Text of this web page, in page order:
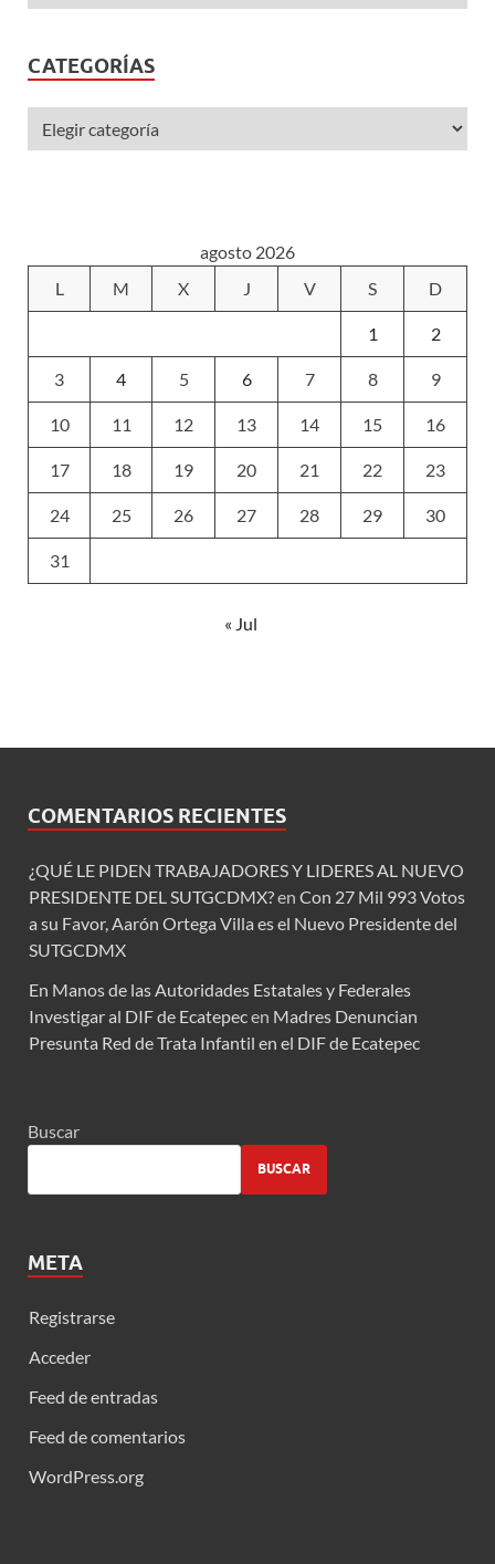
CATEGORÍAS
agosto 2026
L
M X J V S D
1 2
3 4 5 6 7 8 9
10 11 12 13 14 15 16
17 18 19 20 21 22 23
24 25 26 27 28 29 30
31
« Jul
COMENTARIOS RECIENTES
¿QUÉ LE PIDEN TRABAJADORES Y LIDERES AL NUEVO
PRESIDENTE DEL SUTGCDMX?en Con 27 Mil 993 Votos
a su Favor, Aarón Ortega Villa es el Nuevo Presidente del
SUTGCDMX
En Manos de las Autoridades Estatales y Federales
Investigar al DIF de Ecatepecen Madres Denuncian
Presunta Red de Trata Infantil en el DIF de Ecatepec
Buscar
BUSCAR
META
Registrarse
Acceder
Feed de entradas
Feed de comentarios
WordPress.org